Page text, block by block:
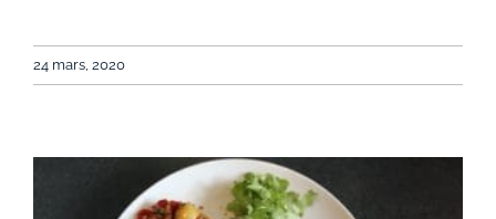
24 mars, 2020